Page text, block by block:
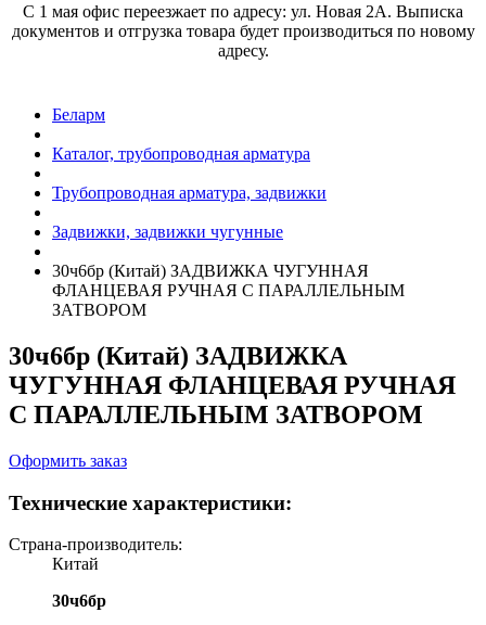
С 1 мая офис переезжает по адресу: ул. Новая 2А. Выписка
документов и отгрузка товара будет производиться по новому
адресу.
Беларм
Каталог, трубопроводная арматура
Трубопроводная арматура, задвижки
Задвижки, задвижки чугунные
30ч6бр (Китай) ЗАДВИЖКА ЧУГУННАЯ
ФЛАНЦЕВАЯ РУЧНАЯ С ПАРАЛЛЕЛЬНЫМ
ЗАТВОРОМ
30ч6бр (Китай) ЗАДВИЖКА
ЧУГУННАЯ ФЛАНЦЕВАЯ РУЧНАЯ
С ПАРАЛЛЕЛЬНЫМ ЗАТВОРОМ
Оформить заказ
Технические характеристики:
Страна-производитель:
Китай
30ч6бр